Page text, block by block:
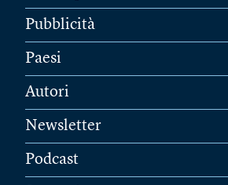
Pubblicità
Paesi
Autori
Newsletter
Podcast